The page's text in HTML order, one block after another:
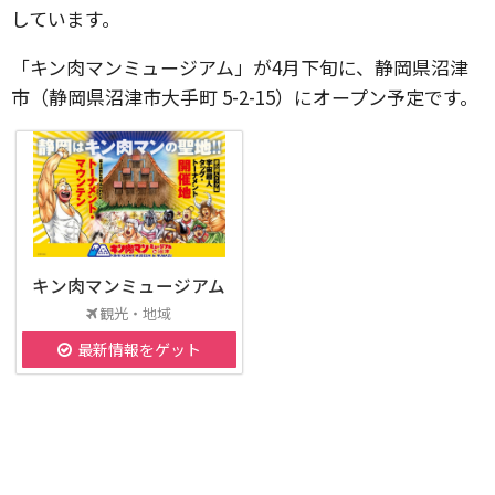
しています。
「キン肉マンミュージアム」が4月下旬に、静岡県沼津
市（静岡県沼津市大手町 5-2-15）にオープン予定です。
キン肉マンミュージアム
観光・地域
最新情報をゲット